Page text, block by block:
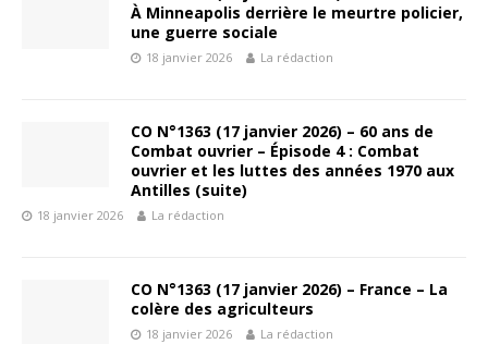
À Minneapolis derrière le meurtre policier,
une guerre sociale
18 janvier 2026 La rédaction
CO N°1363 (17 janvier 2026) – 60 ans de
Combat ouvrier – Épisode 4 : Combat
ouvrier et les luttes des années 1970 aux
Antilles (suite)
18 janvier 2026 La rédaction
CO N°1363 (17 janvier 2026) – France – La
colère des agriculteurs
18 janvier 2026 La rédaction